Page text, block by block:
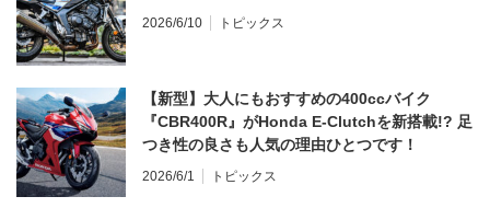
2026/6/10 トピックス
【新型】大人にもおすすめの400ccバイク
『CBR400R』がHonda E-Clutchを新搭載!? 足
つき性の良さも人気の理由ひとつです！
2026/6/1 トピックス